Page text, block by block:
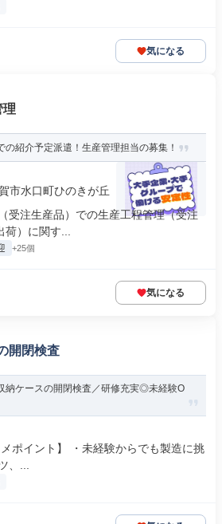
気になる
理
の紹介予定派遣！生産管理担当の募集！
市水口町ひのきが丘
受注生産品）での生産工程管理（受注
）に関す...
+25個
気になる
開閉検査
納ケースの開閉検査／研修充実◎未経験O
ポイント】 ・未経験からでも製造に挑
、...